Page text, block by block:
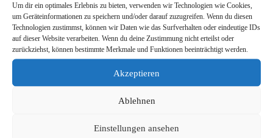
Um dir ein optimales Erlebnis zu bieten, verwenden wir Technologien wie Cookies,
um Geräteinformationen zu speichern und/oder darauf zuzugreifen. Wenn du diesen
Technologien zustimmst, können wir Daten wie das Surfverhalten oder eindeutige IDs
auf dieser Website verarbeiten. Wenn du deine Zustimmung nicht erteilst oder
zurückziehst, können bestimmte Merkmale und Funktionen beeinträchtigt werden.
Akzeptieren
Ablehnen
Einstellungen ansehen
Hochleistungs-Keramik-Hybride
Komplette Baugruppe inkl. Drahtbonden und
Leiterplattenmontage
Umweltgeprüft und Qualifiziert